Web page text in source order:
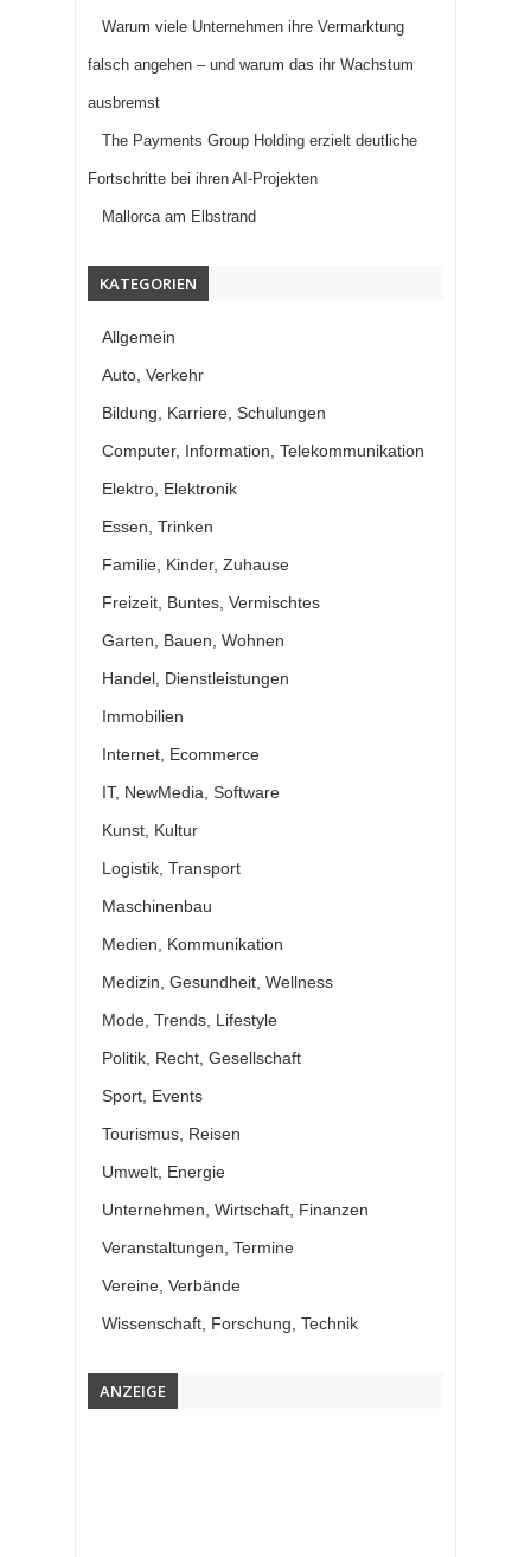
Warum viele Unternehmen ihre Vermarktung
falsch angehen – und warum das ihr Wachstum
ausbremst
The Payments Group Holding erzielt deutliche
Fortschritte bei ihren AI-Projekten
Mallorca am Elbstrand
KATEGORIEN
Allgemein
Auto, Verkehr
Bildung, Karriere, Schulungen
Computer, Information, Telekommunikation
Elektro, Elektronik
Essen, Trinken
Familie, Kinder, Zuhause
Freizeit, Buntes, Vermischtes
Garten, Bauen, Wohnen
Handel, Dienstleistungen
Immobilien
Internet, Ecommerce
IT, NewMedia, Software
Kunst, Kultur
Logistik, Transport
Maschinenbau
Medien, Kommunikation
Medizin, Gesundheit, Wellness
Mode, Trends, Lifestyle
Politik, Recht, Gesellschaft
Sport, Events
Tourismus, Reisen
Umwelt, Energie
Unternehmen, Wirtschaft, Finanzen
Veranstaltungen, Termine
Vereine, Verbände
Wissenschaft, Forschung, Technik
ANZEIGE